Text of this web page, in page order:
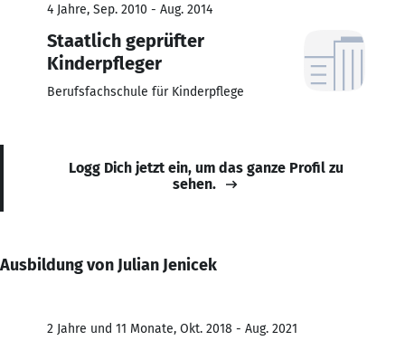
4 Jahre, Sep. 2010 - Aug. 2014
Staatlich geprüfter
Kinderpfleger
Berufsfachschule für Kinderpflege
Logg Dich jetzt ein, um das ganze Profil zu
sehen.
Ausbildung von Julian Jenicek
2 Jahre und 11 Monate, Okt. 2018 - Aug. 2021